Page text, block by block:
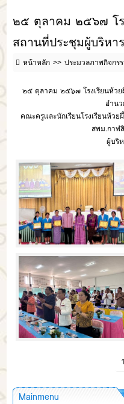
๒๕ ตุลาคม ๒๕๖๗ โร
สถานที่ประชุมผู้บริหา
หน้าหลัก ประมวลภาพกิจกร
๒๕ ตุลาคม ๒๕๖๗ โรงเรียนห้วย
อำนว
คณะครูและนักเรียนโรงเรียนห้ว
สพม.กาฬ
ผู้บริ
1
Mainmenu